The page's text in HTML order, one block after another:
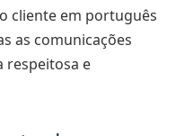
cliente em português
as comunicações
respeitosa e